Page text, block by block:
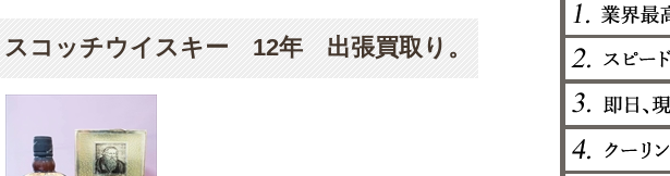
コッチウイスキー 12年 出張買取り。